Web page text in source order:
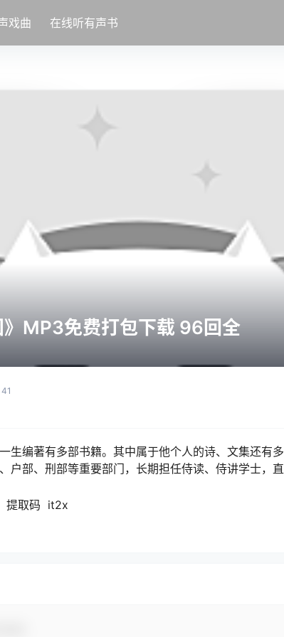
戏曲 在线听有声书
MP3免费打包下载 96回全
41
生编著有多部书籍。其中属于他个人的诗、文集还有
户部、刑部等重要部门，长期担任侍读、侍讲学士，直
提取码 it2x